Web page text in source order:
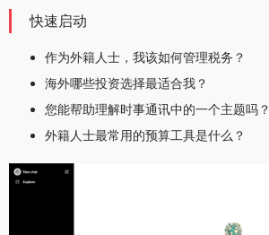
快速启动
作为外籍人士，我该如何管理税务？
海外哪些投资选择最适合我？
您能帮助理解时事通讯中的一个主题吗？
外籍人士最常用的预算工具是什么？